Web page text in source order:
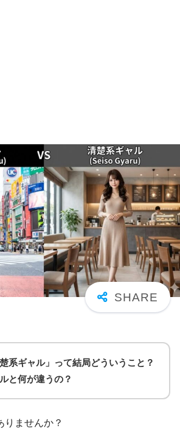
楚系ギャル」って結局どういうこと？
と何が違うの？
りませんか？